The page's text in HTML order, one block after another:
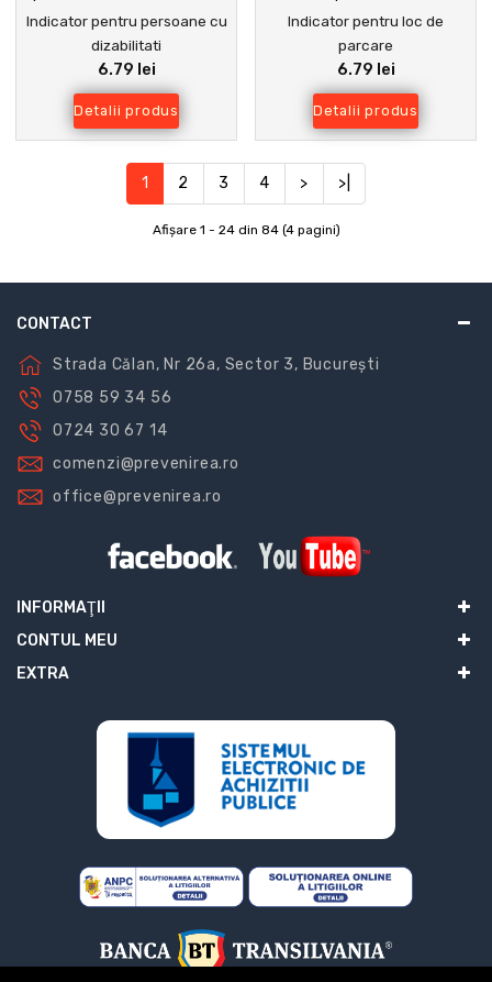
Indicator pentru persoane cu
dizabilitati
6.79 lei
Detalii produs
Indicator pentru loc de
parcare
6.79 lei
Detalii produs
1 2 3 4 > >|
Afişare 1 - 24 din 84 (4 pagini)
CONTACT
Strada Călan, Nr 26a, Sector 3, București
0758 59 34 56
0724 30 67 14
comenzi@prevenirea.ro
office@prevenirea.ro
INFORMAŢII
CONTUL MEU
EXTRA